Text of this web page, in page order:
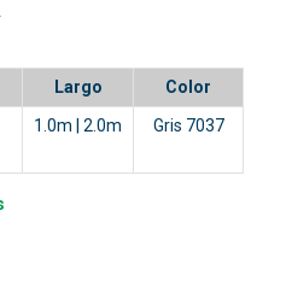
Largo
Color
1.0m | 2.0m Gris 7037